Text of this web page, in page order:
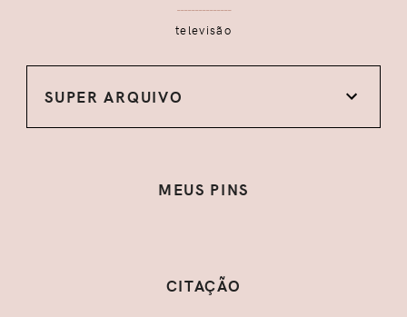
televisão
SUPER ARQUIVO
MEUS PINS
CITAÇÃO